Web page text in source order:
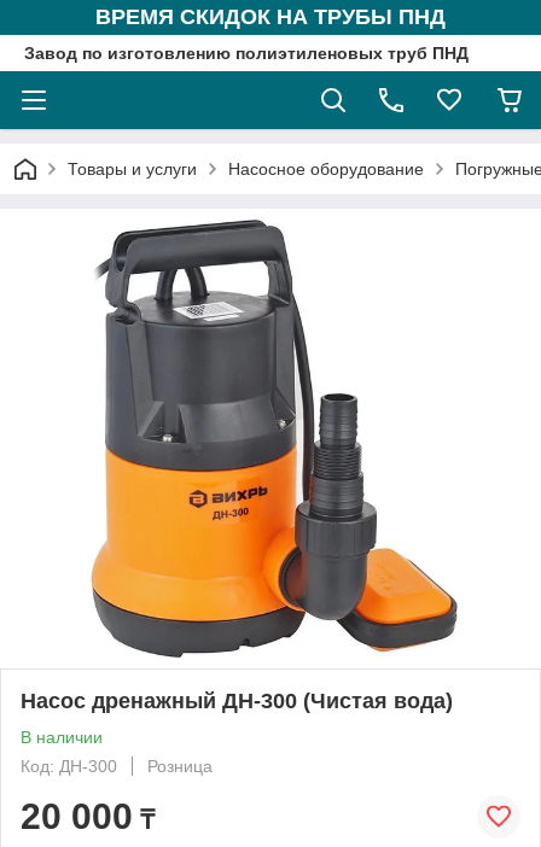
ВРЕМЯ СКИДОК НА ТРУБЫ ПНД
Завод по изготовлению полиэтиленовых труб ПНД
Товары и услуги Насосное оборудование
Насос дренажный ДН-300 (Чистая вода)
В наличии
Код: ДН-300
Розница
20 000 ₸